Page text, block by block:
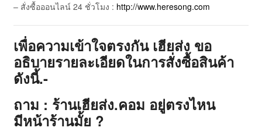
– สั่งซื้อออนไลน์ 24 ชั่วโมง : http://www.heresong.com
เพื่อความเข้าใจตรงกัน เฮียส่ง ขอ
อธิบายรายละเอียดในการสั่งซื้อสินค้า
ดังนี้.-
ถาม : ร้านเฮียส่ง.คอม อยู่ตรงไหน
มีหน้าร้านมั้ย ?